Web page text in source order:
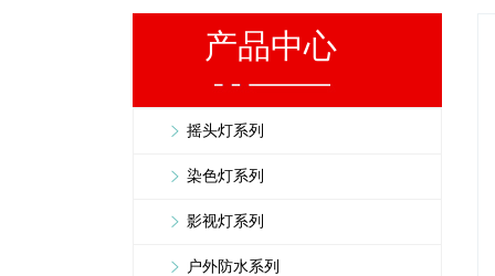
产品中心
摇头灯系列
染色灯系列
影视灯系列
户外防水系列